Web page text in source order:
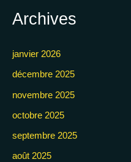
Archives
janvier 2026
décembre 2025
novembre 2025
octobre 2025
septembre 2025
août 2025